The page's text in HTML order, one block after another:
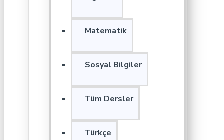
Matematik
Sosyal Bilgiler
Tüm Dersler
Türkçe